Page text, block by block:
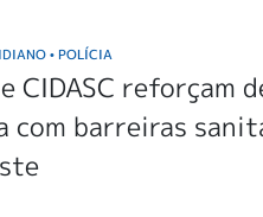
• POLÍCIA
CIDASC reforçam
com barreiras